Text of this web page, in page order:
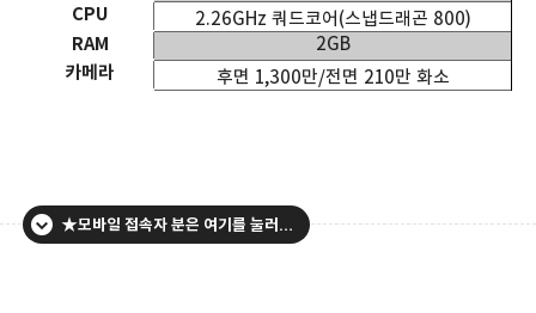
CPU
2.26GHz 쿼드코어(스냅드래곤 800)
RAM
2GB
카메라
후면 1,300만/전면 210만 화소
★모바일 접속자 분은 여기를 눌러주세요.